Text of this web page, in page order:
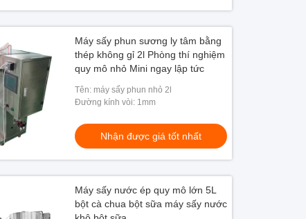
Máy sấy phun sương ly tâm bằng
thép không gỉ 2l Phòng thí nghiệm
quy mô nhỏ Mini ngay lập tức
Tên: máy sấy phun nhỏ 2l
Đường kính vòi: 1mm
Nhận được giá tốt nhất
Máy sấy nước ép quy mô lớn 5L
bột cà chua bột sữa máy sấy nước